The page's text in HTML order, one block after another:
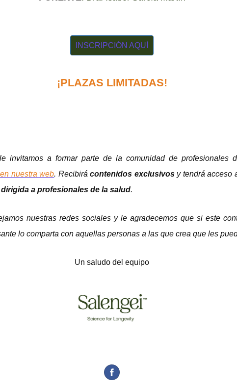
INSCRIPCIÓN AQUÍ
¡PLAZAS LIMITADAS!
invitamos a formar parte de la comunidad de profesionales
nuestra web. Recibirácontenidos exclusivos y tendrá acceso
a profesionales de la salud.
nuestras redes sociales y le agradecemos que si este
lo comparta con aquellas personas a las que crea que les
Un saludo del equipo